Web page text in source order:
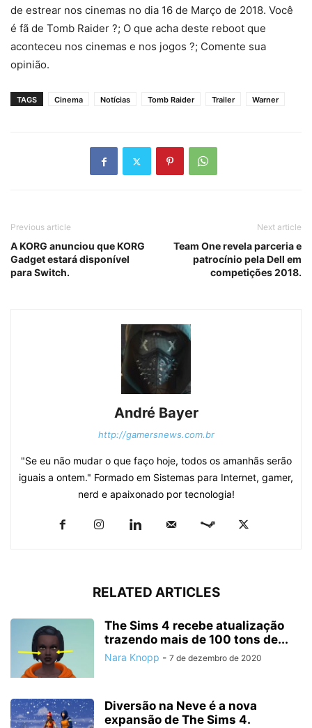
de estrear nos cinemas no dia 16 de Março de 2018. Você
é fã de Tomb Raider ?; O que acha deste reboot que
aconteceu nos cinemas e nos jogos ?; Comente sua
opinião.
TAGS Cinema Notícias Tomb Raider Trailer Warner
Previous article
A KORG anunciou que KORG
Gadget estará disponível
para Switch.
Next article
Team One revela parceria e
patrocínio pela Dell em
competições 2018.
André Bayer
http://gamersnews.com.br
"Se eu não mudar o que faço hoje, todos os amanhãs serão
iguais a ontem." Formado em Sistemas para Internet, gamer,
nerd e apaixonado por tecnologia!
RELATED ARTICLES
The Sims 4 recebe atualização
trazendo mais de 100 tons de...
Nara Knopp - 7 de dezembro de 2020
Diversão na Neve é a nova
expansão de The Sims 4.